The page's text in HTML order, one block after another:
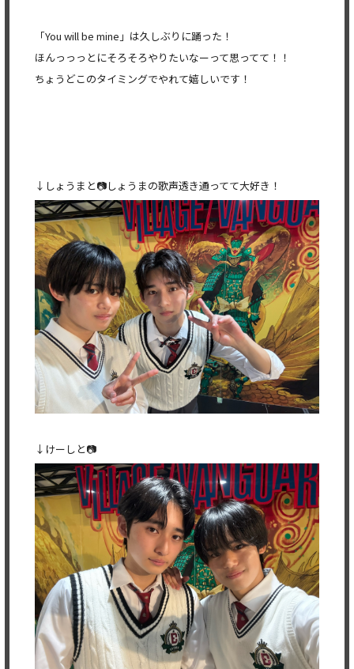
「You will be mine」は久しぶりに踊った！
ほんっっっとにそろそろやりたいなーって思ってて！！
ちょうどこのタイミングでやれて嬉しいです！
↓しょうまと📷しょうまの歌声透き通ってて大好き！
↓けーしと📷